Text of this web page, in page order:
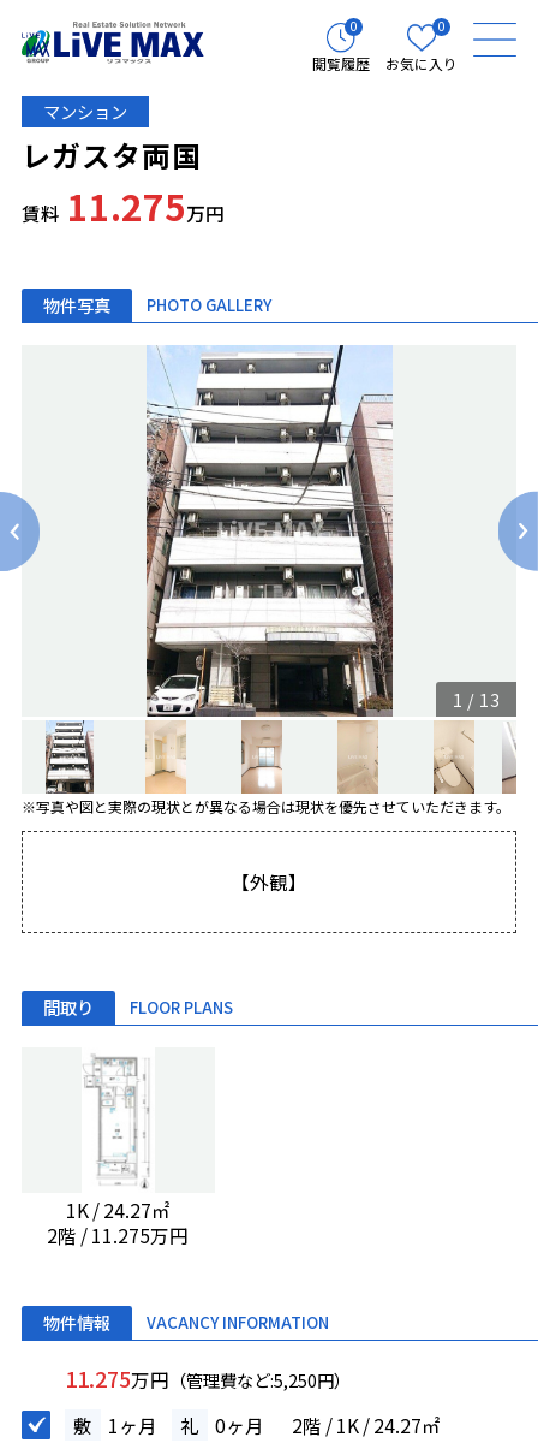
0
閲覧履歴
0
お気に入り
マンション
レガスタ両国
賃料 11.275万円
物件写真 PHOTO GALLERY
1 / 13
※写真や図と実際の現状とが異なる場合は現状を優先させていただきます。
【外観】
間取り FLOOR PLANS
1K / 24.27㎡
2階 / 11.275万円
物件情報 VACANCY INFORMATION
11.275万円 （管理費など:5,250円）
敷 1ヶ月 礼 0ヶ月 2階 / 1K / 24.27㎡